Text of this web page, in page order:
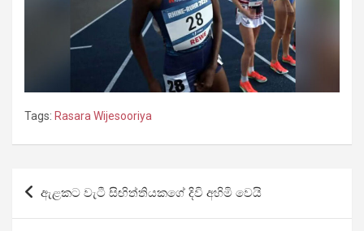
Tags: Rasara Wijesooriya
Post
navigation
ඇළකට වැටී සිඟිත්තියකගේ දිවි අහිමි වෙයි